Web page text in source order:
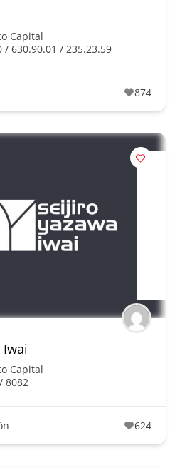
Capital
/ 630.90.01 / 235.23.59
874
Iwai
Capital
8082
624